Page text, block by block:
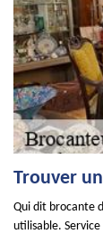
Trouver
Qui dit brocante
utilisable.